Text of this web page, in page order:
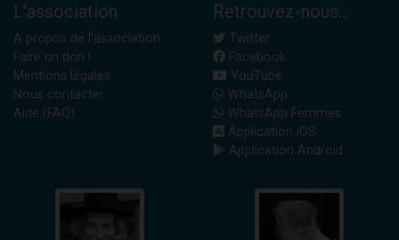
L'association
A propos de l'association
Faire un don !
Mentions légales
Nous contacter
Aide (FAQ)
Retrouvez-nous...
Twitter
Facebook
YouTube
WhatsApp
WhatsApp Femmes
Application iOS
Application Android